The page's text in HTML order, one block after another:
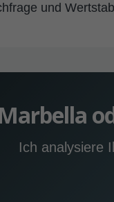
und
Marbella
Ich analysiere